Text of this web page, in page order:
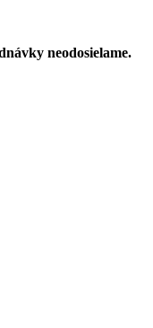
neodosielame.